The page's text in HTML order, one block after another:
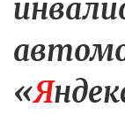
«Я